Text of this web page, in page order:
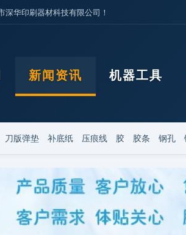
市深华印刷器材科技有限公司！
新闻资讯 机器工具
刀版弹垫 补底纸 压痕线 胶 胶条 钢孔